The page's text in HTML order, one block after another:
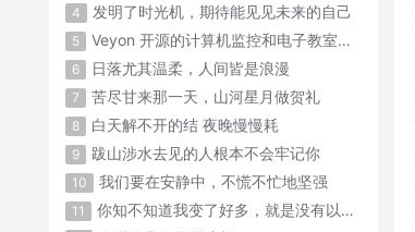
4 发明了时光机，期待能见见未来的自己
5 Veyon 开源的计算机监控和电子教室管理软件
6 日落尤其温柔，人间皆是浪漫
7 苦尽甘来那一天，山河星月做贺礼
8 白天解不开的结 夜晚慢慢耗 ​​​
9 跋山涉水去见的人根本不会牢记你
10 我们要在安静中，不慌不忙地坚强
11 你知不知道我变了好多，就是没有以前那么可爱了